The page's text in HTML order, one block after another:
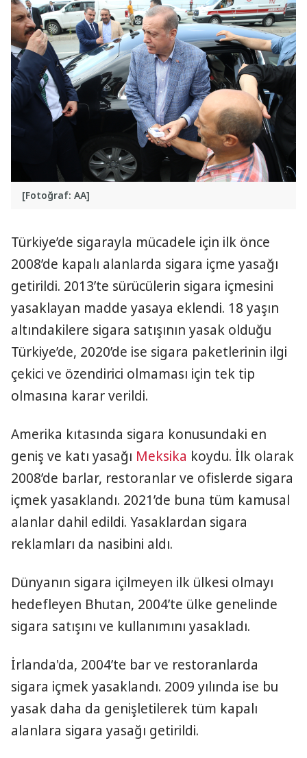
[Fotoğraf: AA]
Türkiye’de sigarayla mücadele için ilk önce
2008’de kapalı alanlarda sigara içme yasağı
getirildi. 2013’te sürücülerin sigara içmesini
yasaklayan madde yasaya eklendi. 18 yaşın
altındakilere sigara satışının yasak olduğu
Türkiye’de, 2020’de ise sigara paketlerinin ilgi
çekici ve özendirici olmaması için tek tip
olmasına karar verildi.
Amerika kıtasında sigara konusundaki en
geniş ve katı yasağı Meksika koydu. İlk olarak
2008’de barlar, restoranlar ve ofislerde sigara
içmek yasaklandı. 2021’de buna tüm kamusal
alanlar dahil edildi. Yasaklardan sigara
reklamları da nasibini aldı.
Dünyanın sigara içilmeyen ilk ülkesi olmayı
hedefleyen Bhutan, 2004’te ülke genelinde
sigara satışını ve kullanımını yasakladı.
İrlanda'da, 2004’te bar ve restoranlarda
sigara içmek yasaklandı. 2009 yılında ise bu
yasak daha da genişletilerek tüm kapalı
alanlara sigara yasağı getirildi.